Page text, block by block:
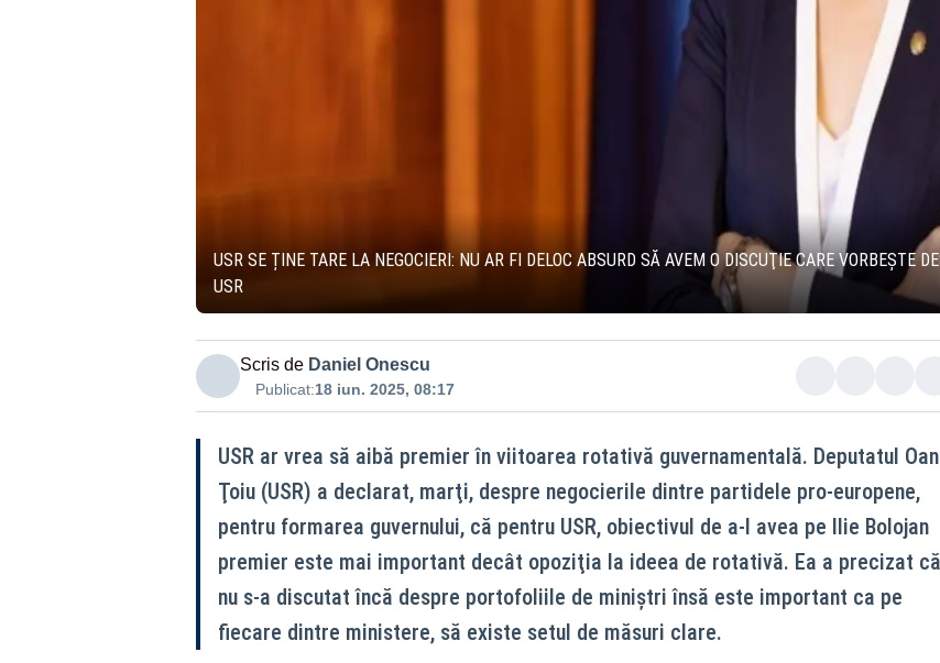
USR SE ȚINE TARE LA NEGOCIERI: NU AR FI DELOC ABSURD SĂ AVEM O DISCUŢIE CARE VORBEŞTE
USR
Scris de Daniel Onescu
Publicat:18 iun. 2025, 08:17
USR ar vrea să aibă premier în viitoarea rotativă guvernamentală. Deputatul
Ţoiu (USR) a declarat, marţi, despre negocierile dintre partidele pro-europene,
pentru formarea guvernului, că pentru USR, obiectivul de a-l avea pe Ilie Bolojan
premier este mai important decât opoziţia la ideea de rotativă. Ea a precizat că
nu s-a discutat încă despre portofoliile de miniştri însă este important ca pe
fiecare dintre ministere, să existe setul de măsuri clare.